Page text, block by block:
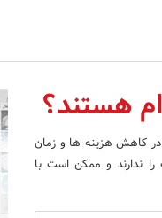
هستند؟
در کاهش هزینه ها و زمان
ندارند و ممکن است با